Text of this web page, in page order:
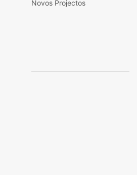
Novos Projectos